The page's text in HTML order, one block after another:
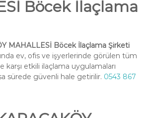
Böcek İlaçlama
MAHALLESİ Böcek İlaçlama Şirketi
ev, ofis ve işyerlerinde görülen tüm
karşı etkili ilaçlama uygulamaları
sürede güvenli hale getirilir. 0543 867